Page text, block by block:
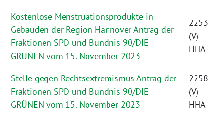
Kostenlose Menstruationsprodukte in
Gebäuden der Region Hannover Antrag der
Fraktionen SPD und Bündnis 90/DIE
GRÜNEN vom 15. November 2023
2253
(V)
HHA
Stelle gegen Rechtsextremismus Antrag der
Fraktionen SPD und Bündnis 90/DIE
GRÜNEN vom 15. November 2023
2258
(V)
HHA